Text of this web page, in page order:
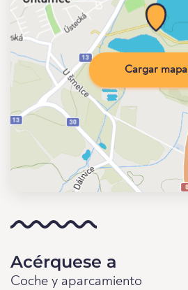
Cargar mapa
Acérquese a
Coche y aparcamiento